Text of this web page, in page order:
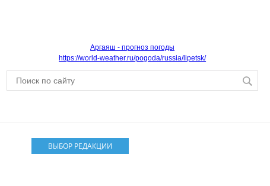
Аргаяш - прогноз погоды
https://world-weather.ru/pogoda/russia/lipetsk/
ВЫБОР РЕДАКЦИИ